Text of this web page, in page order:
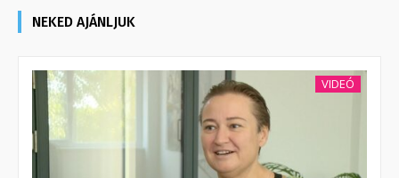
NEKED AJÁNLJUK
VIDEÓ